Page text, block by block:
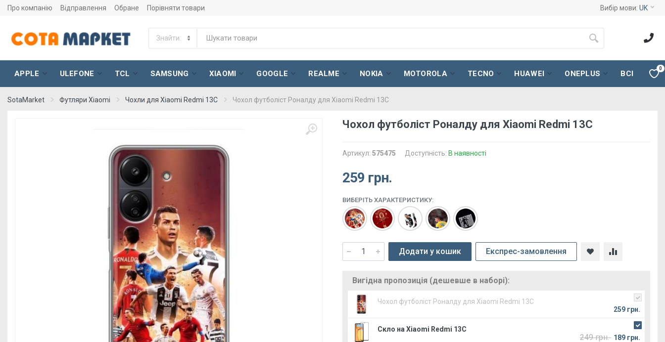
Про компанію Відправлення Обране Порівняти товари Вибір мови: UK
APPLE ULEFONE TCL SAMSUNG XIAOMI GOOGLE REALME NOKIA MOTOROLA TECNO HUAWEI ONEPLUS ВСІ
0
SotaMarket Футляри Xiaomi Чохли для Xiaomi Redmi 13C Чохол футболіст Роналду для Xiaomi Redmi 13C
Чохол футболіст Роналду для Xiaomi Redmi 13C
Артикул: 575475 Доступність: В наявності
259 грн.
ВИБЕРІТЬ ХАРАКТЕРИСТИКУ:
Додати у кошик Експрес-замовлення
Вигідна пропозиція (дешевше в наборі):
Чохол футболіст Роналду для Xiaomi Redmi 13C
259 грн.
Скло на Xiaomi Redmi 13C
249 грн. 189 грн.